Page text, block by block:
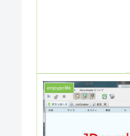
enjoypclife